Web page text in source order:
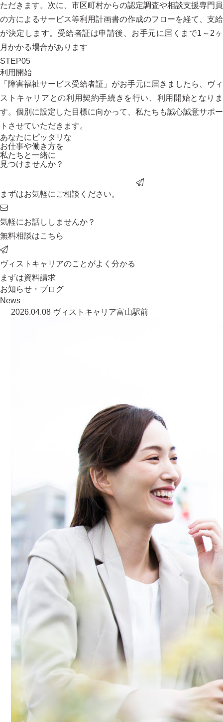
ただきます。次に、市区町村からの認定調査や相談支援専門員
の方によるサービス等利用計画書の作成のフローを経て、支給
が決定します。受給者証は申請後、お手元に届くまで1～2ヶ
月かかる場合があります
STEP05
利用開始
「障害福祉サービス受給者証」がお手元に届きましたら、ヴィ
ストキャリアとの利用契約手続きを行い、利用開始となりま
す。個別に設定した目標に向かって、私たちも誠心誠意サポー
トさせていただきます。
あなたにピッタリ な
お仕事や働き方を
私たちと一緒に
見つけませんか？
まずはお気軽にご相談ください。
気軽にお話ししませんか？
無料相談はこちら
ヴィストキャリアのことがよく分かる
まずは資料請求
お知らせ・ブログ
News
2026.04.08 ヴィストキャリア富山駅前